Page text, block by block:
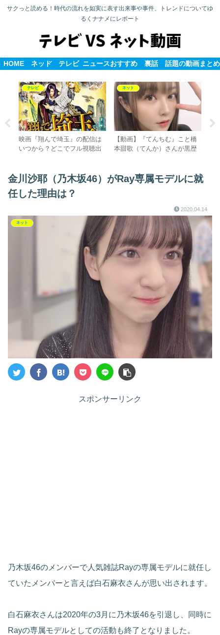
サクっと読める！時代の流れを如実に表す出来事や事件、トレンドについてゆ
るくナナメにレポート
HOME ネット テレビ ニュースおすすめ 裏話 話題の動画まとめ
テレビ
映画『翔んで埼玉』の配信は
いつから？どこでフル視聴出
ネット
【動画】『てんちむ』こと橋
本甜歌（てんか）さんが黒歴
金川沙耶（乃木坂46）がRay専属モデルに就
任した理由は？
2020.04.14
ネット
スポンサーリンク
乃木坂46のメンバーで人気雑誌Rayの専属モデルに就任し
ていたメンバーと言えば白石麻衣さんが思い出されます。
白石麻衣さんは2020年の3月に乃木坂46を引退し、同時に
Rayの専属モデルとしての活動も終了となりました。